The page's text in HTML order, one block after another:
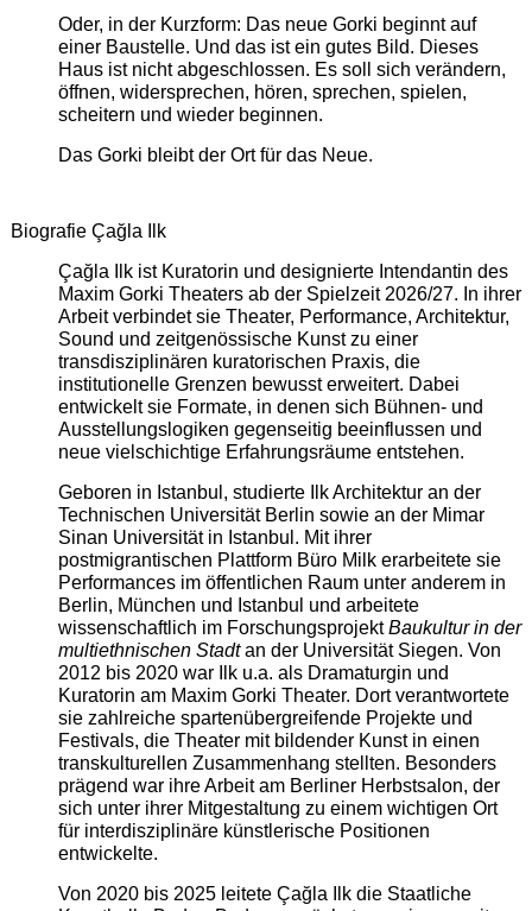
Oder, in der Kurzform: Das neue Gorki beginnt auf
einer Baustelle. Und das ist ein gutes Bild. Dieses
Haus ist nicht abgeschlossen. Es soll sich verändern,
öffnen, widersprechen, hören, sprechen, spielen,
scheitern und wieder beginnen.
Das Gorki bleibt der Ort für das Neue.
Biografie Çağla Ilk
Çağla Ilk ist Kuratorin und designierte Intendantin des
Maxim Gorki Theaters ab der Spielzeit 2026/27. In ihrer
Arbeit verbindet sie Theater, Performance, Architektur,
Sound und zeitgenössische Kunst zu einer
transdisziplinären kuratorischen Praxis, die
institutionelle Grenzen bewusst erweitert. Dabei
entwickelt sie Formate, in denen sich Bühnen- und
Ausstellungslogiken gegenseitig beeinflussen und
neue vielschichtige Erfahrungsräume entstehen.
Geboren in Istanbul, studierte Ilk Architektur an der
Technischen Universität Berlin sowie an der Mimar
Sinan Universität in Istanbul. Mit ihrer
postmigrantischen Plattform Büro Milk erarbeitete sie
Performances im öffentlichen Raum unter anderem in
Berlin, München und Istanbul und arbeitete
wissenschaftlich im ForschungsprojektBaukultur in der
multiethnischen Stadtan der Universität Siegen. Von
2012 bis 2020 war Ilk u.a. als Dramaturgin und
Kuratorin am Maxim Gorki Theater. Dort verantwortete
sie zahlreiche spartenübergreifende Projekte und
Festivals, die Theater mit bildender Kunst in einen
transkulturellen Zusammenhang stellten. Besonders
prägend war ihre Arbeit am Berliner Herbstsalon, der
sich unter ihrer Mitgestaltung zu einem wichtigen Ort
für interdisziplinäre künstlerische Positionen
entwickelte.
Von 2020 bis 2025 leitete Çağla Ilk die Staatliche